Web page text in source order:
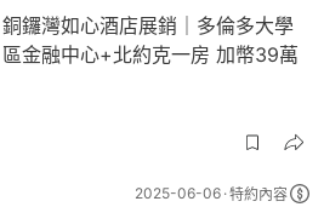
銅鑼灣如心酒店展銷｜多倫多大學
區金融中心+北約克一房 加幣39萬
2025-06-06 特約內容